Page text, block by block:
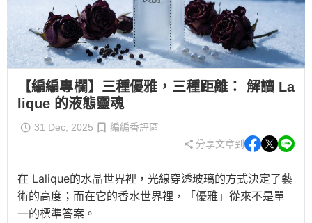
【編編專欄】三種優雅，三種距離： 解讀 La
lique 的液態靈魂
31 Dec, 2025
編編香評區
分享文章到
在 Lalique的水晶世界裡，光線穿透玻璃的方式決定了藝
術的高度；而在它的香水世界裡，「優雅」從來不是單
一的標準答案。